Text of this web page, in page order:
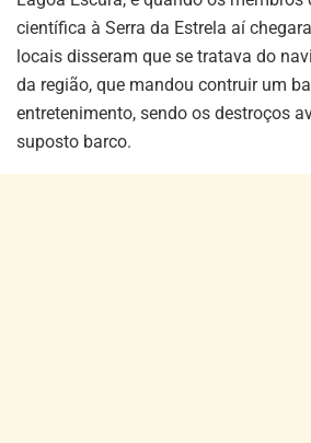
científica à Serra da Estrela aí
locais disseram que se tratava do
da região, que mandou contruir um
entretenimento, sendo os destroços
suposto barco.